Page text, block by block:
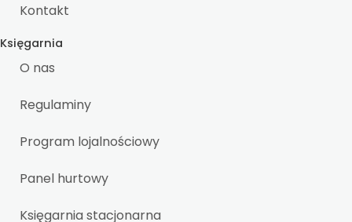
Kontakt
Księgarnia
O nas
Regulaminy
Program lojalnościowy
Panel hurtowy
Księgarnia stacjonarna